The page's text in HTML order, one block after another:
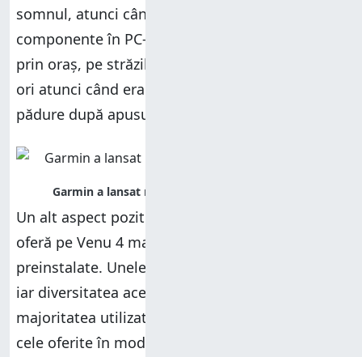
somnul, atunci când montez și demontez
componente în PC-urile pe care le testez, seara
prin oraș, pe străzile cu iluminat public precar,
ori atunci când eram într-o drumeție prin
pădure după apusul soarelui.
Un alt aspect pozitiv este faptul că Garmin
oferă pe Venu 4 mai multe fețe de ceas
preinstalate. Unele dintre ele arată foarte bine,
iar diversitatea acestora este suficientă pentru
majoritatea utilizatorilor. Dacă te-ai plictisit de
cele oferite în mod implicit, găsești mai multe